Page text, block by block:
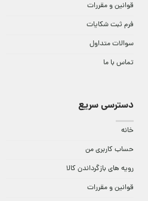
قوانین و مقررات
فرم ثبت شکایات
سوالات متداول
تماس با ما
دسترسی سریع
خانه
حساب کاربری من
رویه های بازگرداندن کالا
قوانین و مقررات